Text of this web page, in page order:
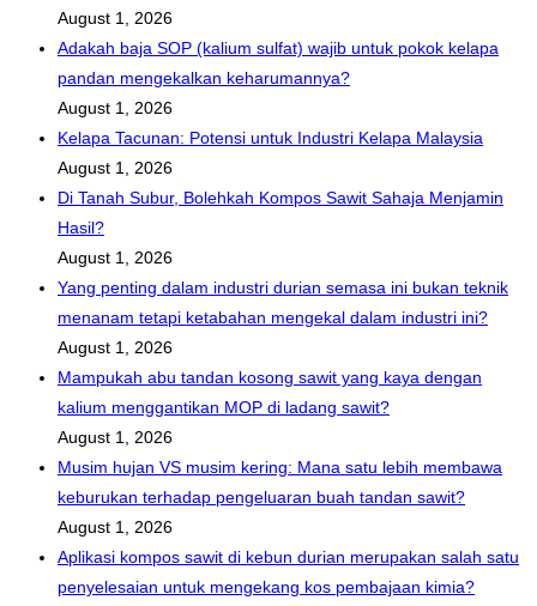
August 1, 2026
Adakah baja SOP (kalium sulfat) wajib untuk pokok kelapa
pandan mengekalkan keharumannya?
August 1, 2026
Kelapa Tacunan: Potensi untuk Industri Kelapa Malaysia
August 1, 2026
Di Tanah Subur, Bolehkah Kompos Sawit Sahaja Menjamin
Hasil?
August 1, 2026
Yang penting dalam industri durian semasa ini bukan teknik
menanam tetapi ketabahan mengekal dalam industri ini?
August 1, 2026
Mampukah abu tandan kosong sawit yang kaya dengan
kalium menggantikan MOP di ladang sawit?
August 1, 2026
Musim hujan VS musim kering: Mana satu lebih membawa
keburukan terhadap pengeluaran buah tandan sawit?
August 1, 2026
Aplikasi kompos sawit di kebun durian merupakan salah satu
penyelesaian untuk mengekang kos pembajaan kimia?